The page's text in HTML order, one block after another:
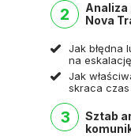
Analiza
Nova
2
Jak błędna
na
Jak
skraca
Sztab
3